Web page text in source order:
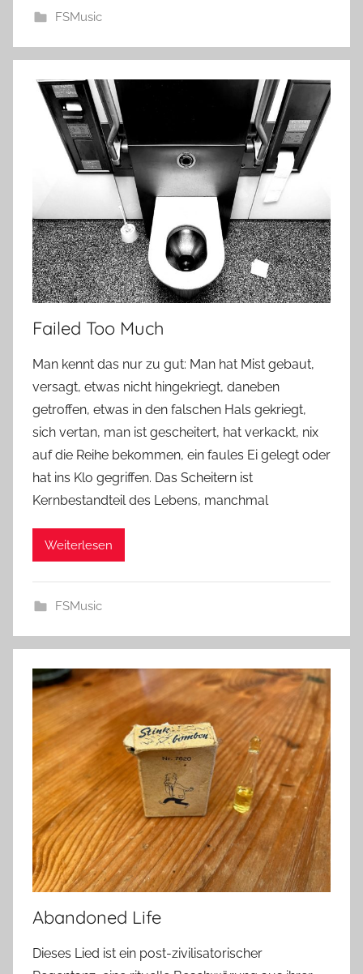
FSMusic
Failed Too Much
Man kennt das nur zu gut: Man hat Mist gebaut,
versagt, etwas nicht hingekriegt, daneben
getroffen, etwas in den falschen Hals gekriegt,
sich vertan, man ist gescheitert, hat verkackt, nix
auf die Reihe bekommen, ein faules Ei gelegt oder
hat ins Klo gegriffen. Das Scheitern ist
Kernbestandteil des Lebens, manchmal
Weiterlesen
FSMusic
Abandoned Life
Dieses Lied ist ein post-zivilisatorischer